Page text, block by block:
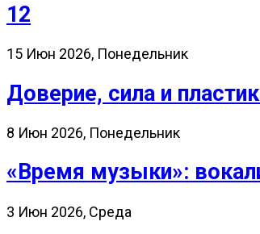
12
15 Июн 2026, Понедельник
Доверие, сила и
8 Июн 2026, Понедельник
«Время музыки»:
3 Июн 2026, Среда